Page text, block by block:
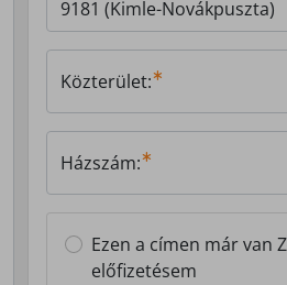
Közterület:
Házszám:
Ezen a címen már van
előfizetésem